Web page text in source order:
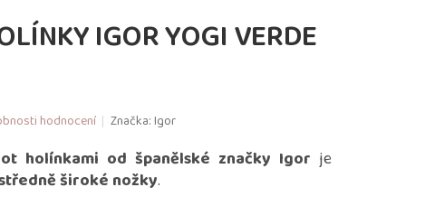
IGOR YOGI VERDE
hodnocení Značka:Igor
holínkami od španělské značky Igor je
široké nožky.